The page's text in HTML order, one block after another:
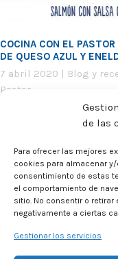
de las
Para ofrecer las mejores
cookies para almacenar
consentimiento de estas
el comportamiento de
sitio. No consentir o
negativamente a ciertas
Gestionar los servicios
COCINA CON EL
DE QUESO AZUL Y
7 abril 2020 | Blog y
Pastor
INGREDIENTES 2
cebolla 100 ml de vino
Ver